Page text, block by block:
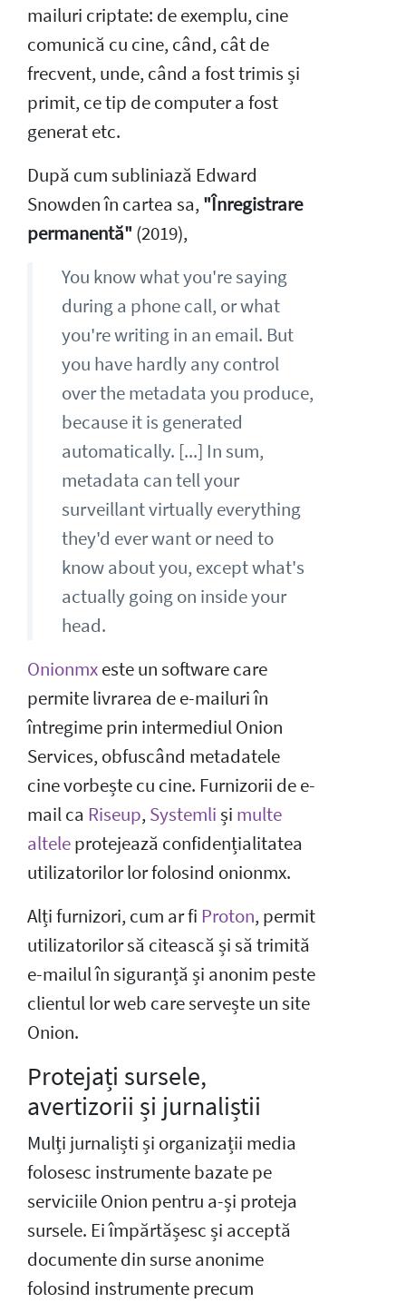
mailuri criptate: de exemplu, cine
comunică cu cine, când, cât de
frecvent, unde, când a fost trimis și
primit, ce tip de computer a fost
generat etc.
După cum subliniază Edward
Snowden în cartea sa,"Înregistrare
permanentă" (2019),
You know what you're saying
during a phone call, or what
you're writing in an email. But
you have hardly any control
over the metadata you produce,
because it is generated
automatically. [...] In sum,
metadata can tell your
surveillant virtually everything
they'd ever want or need to
know about you, except what's
actually going on inside your
head.
Onionmxeste un software care
permite livrarea de e-mailuri în
întregime prin intermediul Onion
Services, obfuscând metadatele
cine vorbește cu cine. Furnizorii de e-
mail ca Riseup,Systemliși multe
alteleprotejează confidențialitatea
utilizatorilor lor folosind onionmx.
Alți furnizori, cum ar fi Proton, permit
utilizatorilor să citească și să trimită
e-mailul în siguranță și anonim peste
clientul lor web care servește un site
Onion.
Protejați sursele,
avertizorii și jurnaliștii
Mulți jurnaliști și organizații media
folosesc instrumente bazate pe
serviciile Onion pentru a-și proteja
sursele. Ei împărtășesc și acceptă
documente din surse anonime
folosind instrumente precum